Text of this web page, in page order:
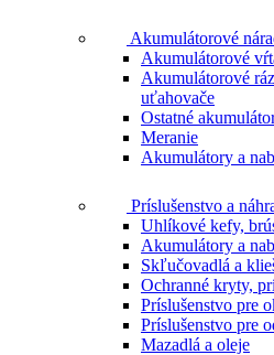
Akumulátorové
Akumulátorové
Akumulátorové
uťahovače
Ostatné
Meranie
Akumulátory a
Príslušenstvo a
Uhlíkové kefy,
Akumulátory a
Skľučovadlá a
Ochranné kryty,
Príslušenstvo pre
Príslušenstvo pre
Mazadlá a oleje